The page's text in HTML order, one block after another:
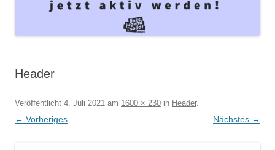
Header
Veröffentlicht 4. Juli 2021 am 1600 × 230 in Header.
← Vorheriges Nächstes →